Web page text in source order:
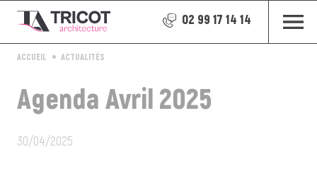
02 99 17 14 14
ACCUEIL ACTUALITÉS
Agenda Avril 2025
30/04/2025